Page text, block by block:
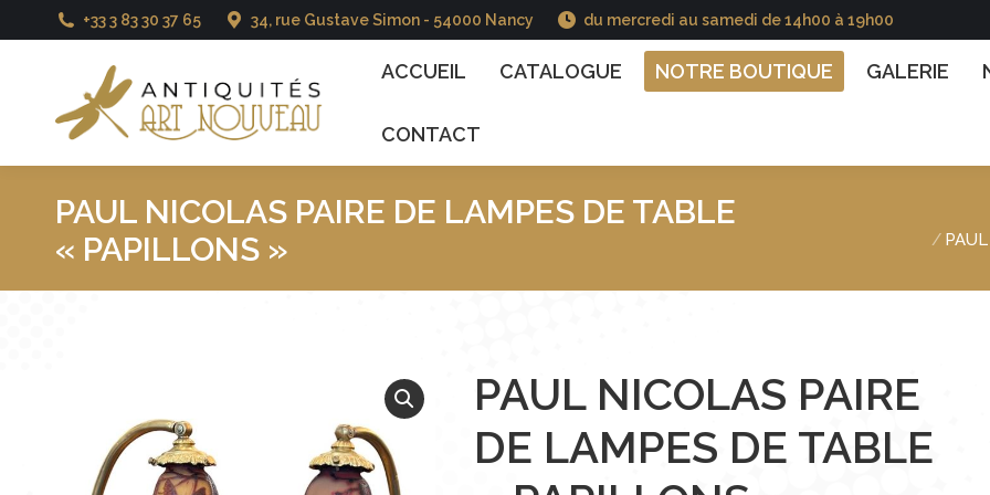
+33 3 83 30 37 65 34, rue Gustave Simon - 54000 Nancy du mercredi au samedi de 14h00 à 19h00
ACCUEIL CATALOGUE NOTRE BOUTIQUE GALERIE
CONTACT
PAUL NICOLAS PAIRE DE LAMPES DE TABLE
« PAPILLONS »
PAUL NICOLAS PAIRE
DE LAMPES DE TABLE
ACCUEIL CATALOGUE NOTRE BOUTIQUE GALERIE NOS